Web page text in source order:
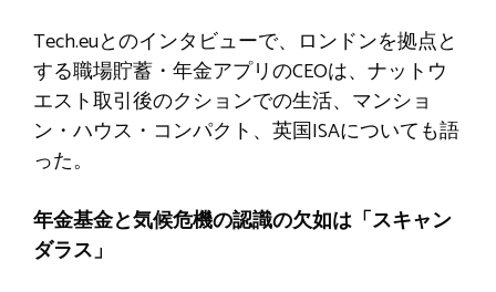
Tech.euとのインタビューで、ロンドンを拠点と
する職場貯蓄・年金アプリのCEOは、ナットウ
エスト取引後のクションでの生活、マンショ
ン・ハウス・コンパクト、英国ISAについても語
った。
年金基金と気候危機の認識の欠如は「スキャン
ダラス」